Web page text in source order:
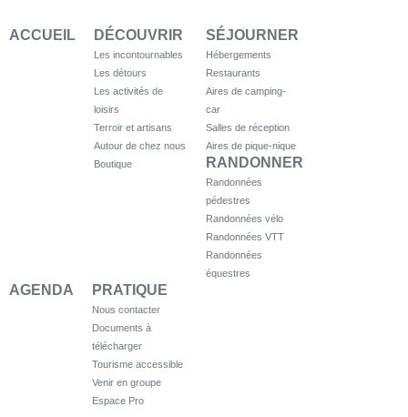
ACCUEIL DÉCOUVRIR
Les incontournables
Les détours
Les activités de
loisirs
Terroir et artisans
Autour de chez nous
Boutique
SÉJOURNER
Hébergements
Restaurants
Aires de camping-
car
Salles de réception
Aires de pique-nique
RANDONNER
Randonnées
pédestres
Randonnées vélo
Randonnées VTT
Randonnées
équestres
AGENDA PRATIQUE
Nous contacter
Documents à
télécharger
Tourisme accessible
Venir en groupe
Espace Pro